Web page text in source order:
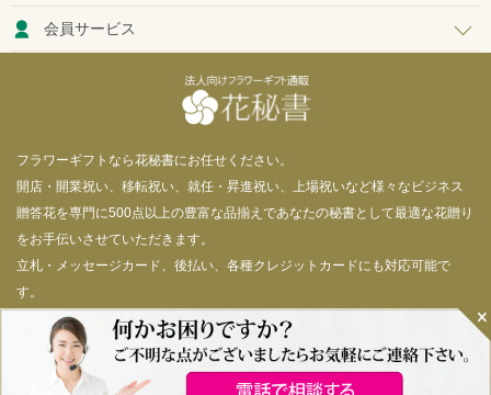
会員サービス
フラワーギフトなら花秘書にお任せください。
開店・開業祝い、移転祝い、就任・昇進祝い、上場祝いなど様々なビジネス
贈答花を専門に500点以上の豊富な品揃えであなたの秘書として最適な花贈り
をお手伝いさせていただきます。
立札・メッセージカード、後払い、各種クレジットカードにも対応可能で
す。